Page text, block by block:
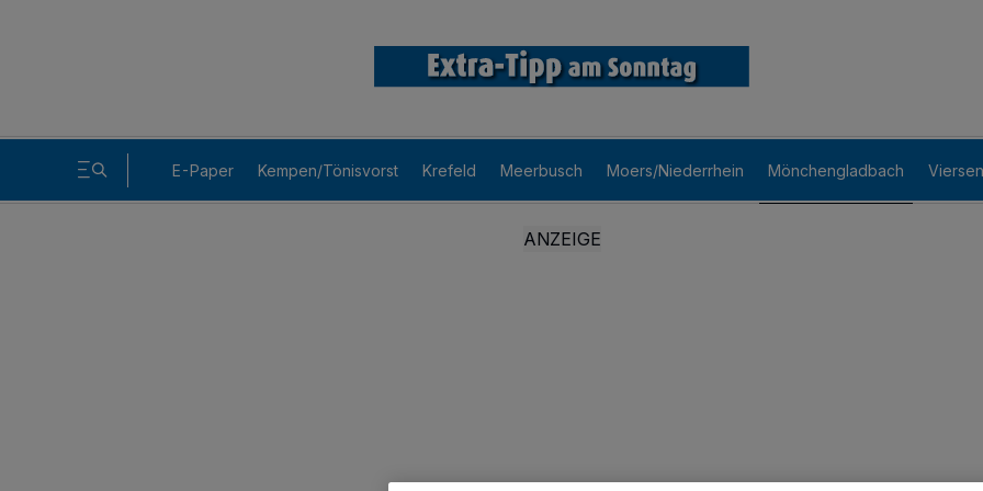
E-Paper Kempen/Tönisvorst Krefeld Meerbusch Moers/Niederrhein Mönchengladbach Viersen